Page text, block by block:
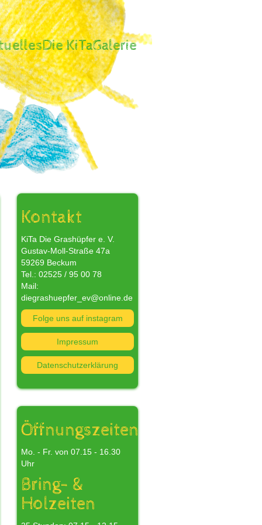
Die KiTaGalerie
Kontakt
KiTa Die Grashüpfer e. V.
Gustav-Moll-Straße 47a
59269 Beckum
Tel.: 02525 / 95 00 78
Mail:
diegrashuepfer_ev@online.de
Folge uns auf instagram
Impressum
Datenschutzerklärung
Öffnungszeiten
Mo. - Fr. von 07.15 - 16.30
Uhr
Bring- &
Holzeiten